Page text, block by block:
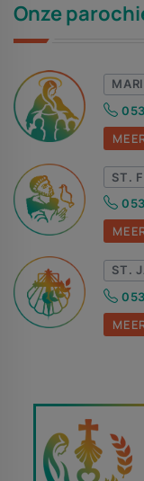
Onze
ST.
ST.